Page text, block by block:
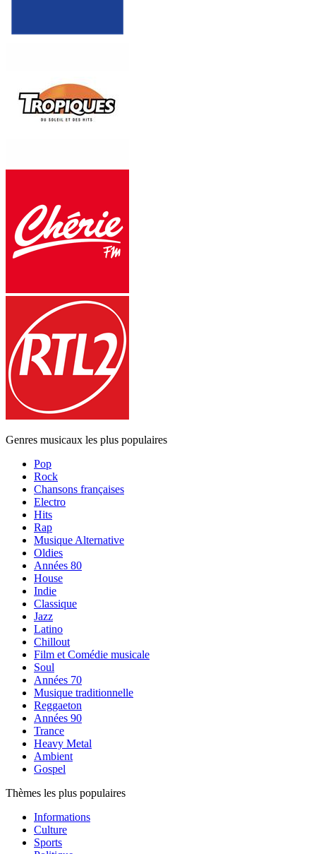
Genres musicaux les plus populaires
Pop
Rock
Chansons françaises
Electro
Hits
Rap
Musique Alternative
Oldies
Années 80
House
Indie
Classique
Jazz
Latino
Chillout
Film et Comédie musicale
Soul
Années 70
Musique traditionnelle
Reggaeton
Années 90
Trance
Heavy Metal
Ambient
Gospel
Thèmes les plus populaires
Informations
Culture
Sports